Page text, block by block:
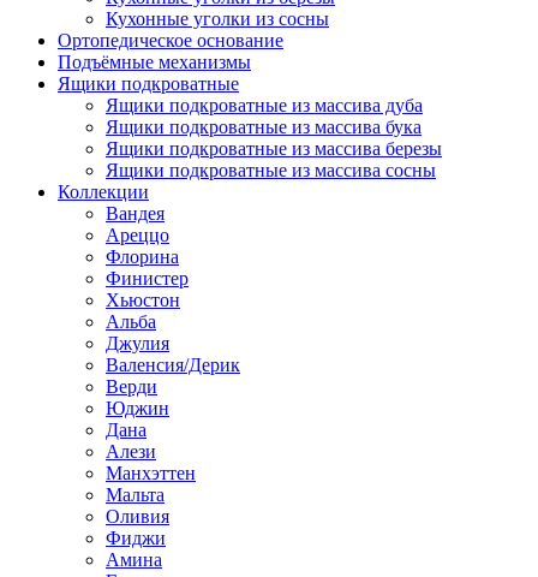
Кухонные уголки из сосны
Ортопедическое основание
Подъёмные механизмы
Ящики подкроватные
Ящики подкроватные из массива дуба
Ящики подкроватные из массива бука
Ящики подкроватные из массива березы
Ящики подкроватные из массива сосны
Коллекции
Вандея
Ареццо
Флорина
Финистер
Хьюстон
Альба
Джулия
Валенсия/Дерик
Верди
Юджин
Дана
Алези
Манхэттен
Мальта
Оливия
Фиджи
Амина